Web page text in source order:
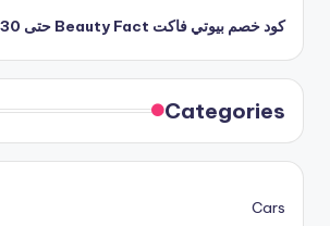
كود خصم بيوتي فاكت Beauty Fact حتى 30%
Categories
Cars